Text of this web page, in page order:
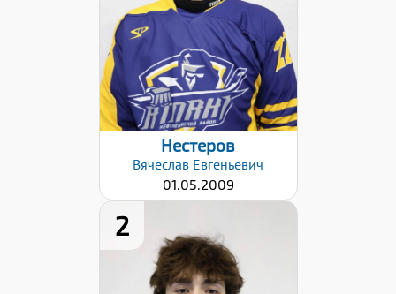
Хват клюшки:
Левый
Дата заявки:
22.01.2026
Нестеров
Вячеслав Евгеньевич
01.05.2009
2
Рост:
181